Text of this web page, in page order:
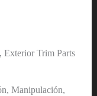
Exterior Trim Parts
Manipulación,